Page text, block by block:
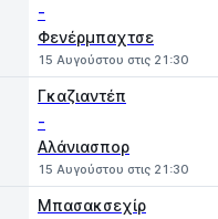
-
Φενέρμπαχτσε
15 Αυγούστου στις 21:30
Γκαζιαντέπ
-
Αλάνιασπορ
15 Αυγούστου στις 21:30
Μπασακσεχίρ